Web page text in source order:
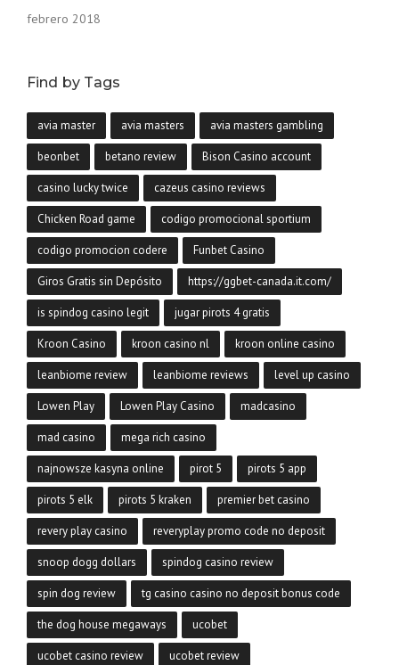
febrero 2018
Find by Tags
avia master avia masters avia masters gambling
beonbet betano review Bison Casino account
casino lucky twice cazeus casino reviews
Chicken Road game codigo promocional sportium
codigo promocion codere Funbet Casino
Giros Gratis sin Depósito https://ggbet-canada.it.com/
is spindog casino legit jugar pirots 4 gratis
Kroon Casino kroon casino nl kroon online casino
leanbiome review leanbiome reviews level up casino
Lowen Play Lowen Play Casino madcasino
mad casino mega rich casino
najnowsze kasyna online pirot 5 pirots 5 app
pirots 5 elk pirots 5 kraken premier bet casino
revery play casino reveryplay promo code no deposit
snoop dogg dollars spindog casino review
spin dog review tg casino casino no deposit bonus code
the dog house megaways ucobet
ucobet casino review ucobet review